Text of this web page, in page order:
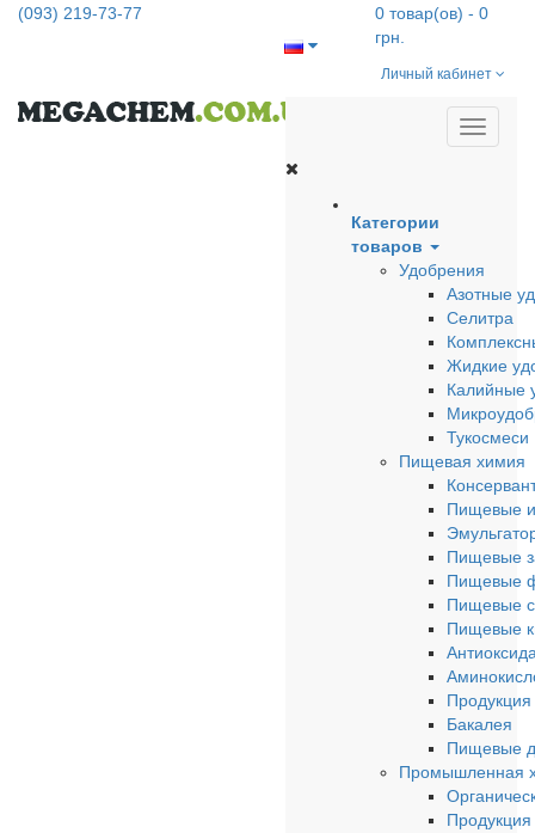
(093) 219-73-77
0товар(ов) - 0
грн.
Личный кабинет
Категории
товаров
Удобрения
Азотные
Селитра
Жидкие
Калийные
Тукосмеси
Пищевая химия
Пищевые
Пищевые
Пищевые
Пищевые
Пищевые
Бакалея
Пищевые
Промышленная